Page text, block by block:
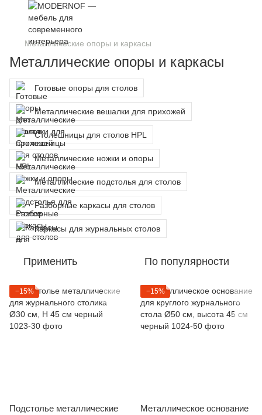
Металлические опоры и каркасы
Металлические опоры и каркасы
Готовые опоры для столов
Металлические вешалки для прихожей
Столешницы для столов HPL
Металлические ножки и опоры
Металлические подстолья для столов
Разборные каркасы для столов
Каркасы для журнальных столов
Применить По популярности
−15%
Подстолье металлические
−15%
Металлическое основание